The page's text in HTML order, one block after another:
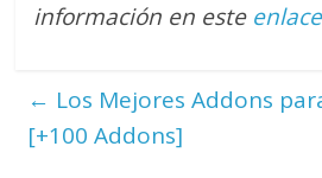
información en este enlace
← Los Mejores Addons
[+100 Addons]